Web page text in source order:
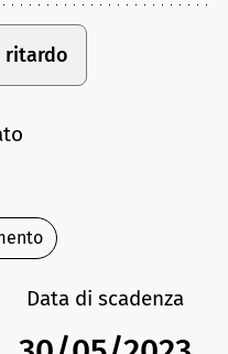
ritardo
Data di scadenza